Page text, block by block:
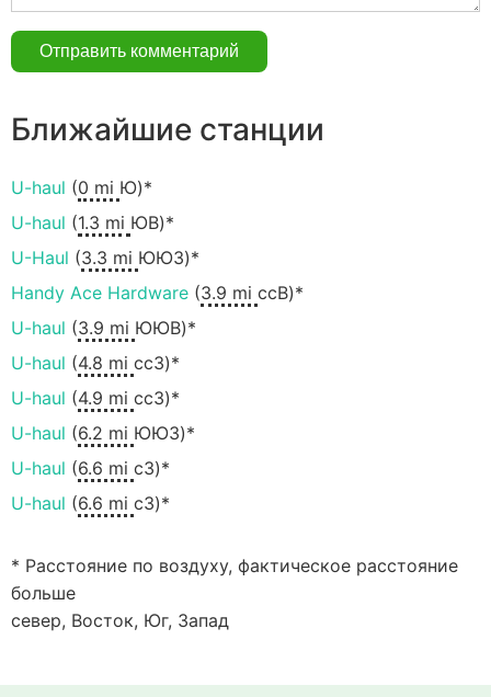
Ближайшие станции
U-haul (0 mi Ю)*
U-haul (1.3 mi ЮВ)*
U-Haul (3.3 mi ЮЮЗ)*
Handy Ace Hardware (3.9 mi ссВ)*
U-haul (3.9 mi ЮЮВ)*
U-haul (4.8 mi ccЗ)*
U-haul (4.9 mi ccЗ)*
U-haul (6.2 mi ЮЮЗ)*
U-haul (6.6 mi сЗ)*
U-haul (6.6 mi сЗ)*
* Расстояние по воздуху, фактическое расстояние
больше
север, Восток, Юг, Запад